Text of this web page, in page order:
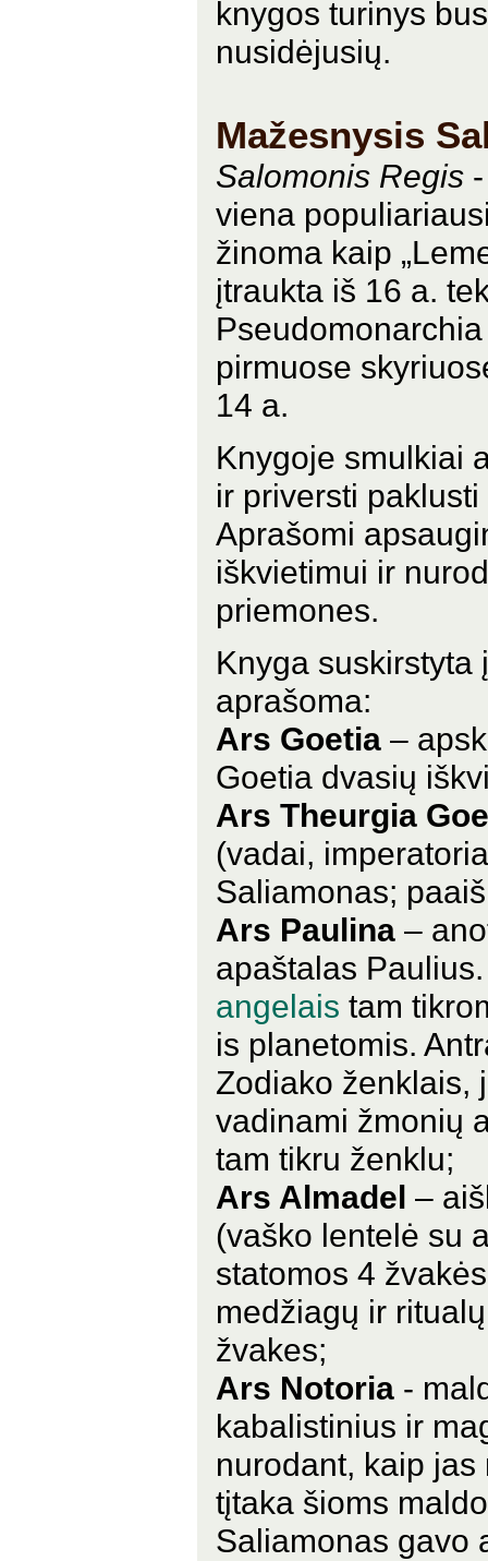
knygos turinys
nusidėjusių.
Mažesnysis
Salomonis Regis
viena
žinoma kaip
įtraukta iš 16 a.
pirmuose
14 a.
Knygoje smulkiai
ir priversti paklusti
Aprašomi
iškvietimui ir
priemones.
Knyga suskirstyta
aprašoma:
Ars Goetia –
Goetia dvasių
Ars Theurgia
(vadai,
Saliamonas;
Ars Paulina –
apaštalas
angelais tam
is planetomis.
Zodiako ženklais,
vadinami žmonių
tam tikru ženklu;
Ars Almadel –
(vaško lentelė su
statomos 4
medžiagų ir
žvakes;
Ars Notoria -
kabalistinius ir
nurodant, kaip
tįtaka šioms
Saliamonas gavo